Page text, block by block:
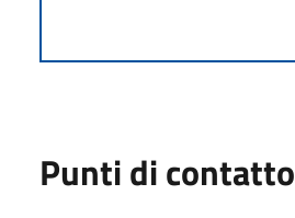
Punti di contatto